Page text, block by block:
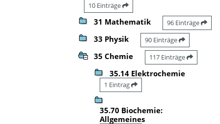
10 Einträge
31 Mathematik 96 Einträge
33 Physik 90 Einträge
35 Chemie 117 Einträge
35.14 Elektrochemie
1 Eintrag
35.70 Biochemie:
Allgemeines